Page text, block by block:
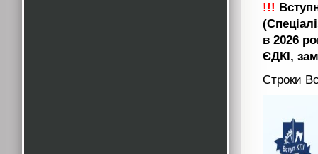
!!!
в 2026
ЄДКІ,
Строки